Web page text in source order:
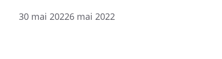
30 mai 20226 mai 2022